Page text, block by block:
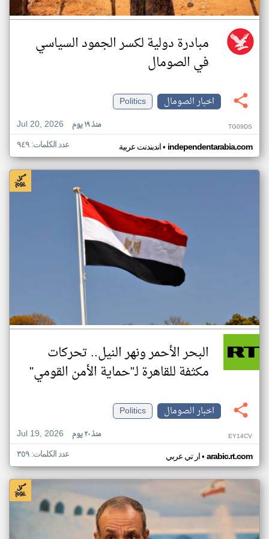
مبادرة دولية لكسر الجمود السياسي
في الصومال
اخبار الصومال
Politics
Jul 20, 2026
منذ ١٩ يوم TG09DS
اندبندنت عربية• independentarabia.com عدد الكلمات: ٩٤٩
البحر الأحمر ونهر النيل.. تحركات
مكثفة للقاهرة لـ"حماية الأمن القومي"
اخبار الصومال
Politics
Jul 19, 2026
منذ ٢٠ يوم EY14CV
ار تي عربي• arabic.rt.com عدد الكلمات: ٣٥٩